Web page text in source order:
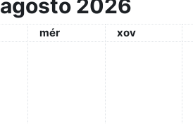
agosto 2026
mércores
mér xoves
xov